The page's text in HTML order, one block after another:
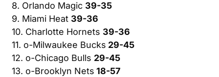
8. Orlando Magic 39-35
9. Miami Heat 39-36
10. Charlotte Hornets 39-36
11. o-Milwaukee Bucks 29-45
12. o-Chicago Bulls 29-45
13. o-Brooklyn Nets 18-57